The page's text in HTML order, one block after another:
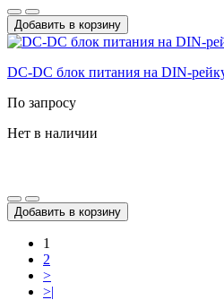
Добавить в корзину
DC-DС блок питания на DIN-
По запросу
Нет в наличии
Добавить в корзину
1
2
>
>|